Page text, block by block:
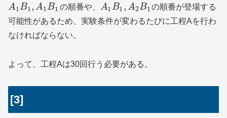
A1B1, A1B1 の順番や、 A1B1 , A2B1 の順番が登場する
可能性があるため、実験条件が変わるたびに工程Aを行わ
なければならない。
よって、工程Aは30回行う必要がある。
[3]